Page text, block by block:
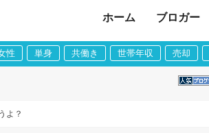
ホーム ブロガー
性 単身 共働き 世帯年収 売却
よ？